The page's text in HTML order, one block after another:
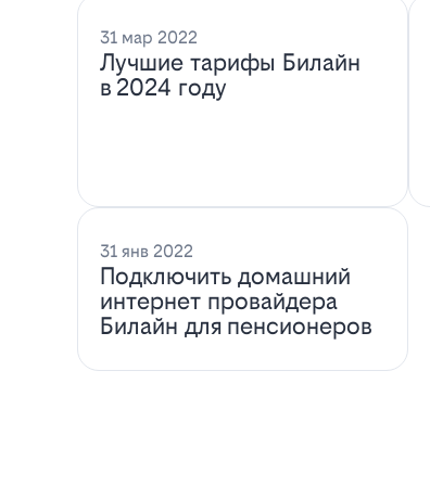
31 мар 2022
Лучшие тарифы Билайн
в 2024 году
31 янв 2022
Подключить домашний
интернет провайдера
Билайн для пенсионеров